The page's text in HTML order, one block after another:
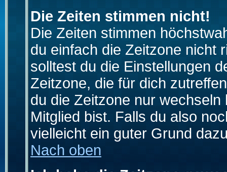
Die Zeiten stimmen nicht!
Die Zeiten stimmen
du einfach die Zeitzone nicht
solltest du die Einstellungen
Zeitzone, die für dich
du die Zeitzone nur
Mitglied bist. Falls du also
vielleicht ein guter Grund
Nach oben